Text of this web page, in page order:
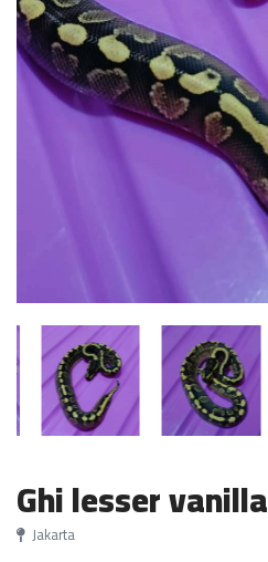
Ghi lesser vanilla
Jakarta